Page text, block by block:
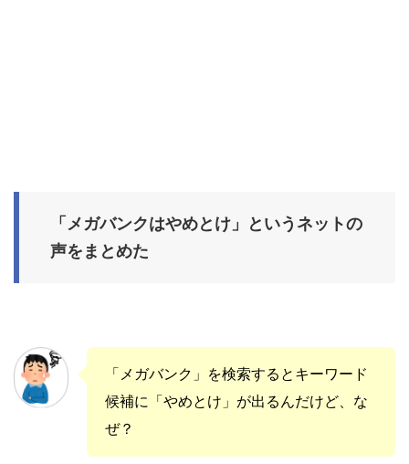
「メガバンクはやめとけ」というネットの
声をまとめた
「メガバンク」を検索するとキーワード
候補に「やめとけ」が出るんだけど、な
ぜ？